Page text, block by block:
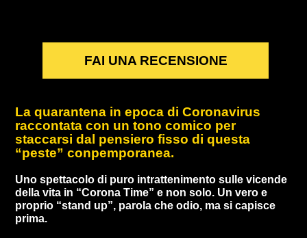
FAI UNA RECENSIONE
La quarantena in epoca di Coronavirus
raccontata con un tono comico per
staccarsi dal pensiero fisso di questa
“peste” conpemporanea.
Uno spettacolo di puro intrattenimento sulle vicende
della vita in “Corona Time” e non solo. Un vero e
proprio “stand up”, parola che odio, ma si capisce
prima.